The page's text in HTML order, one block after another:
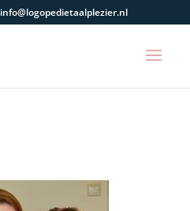
info@logopedietaalplezier.nl